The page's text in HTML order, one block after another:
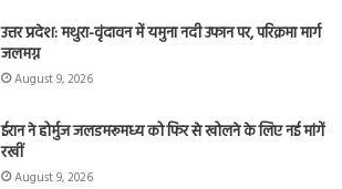
उत्तर प्रदेश: मथुरा-वृंदावन में यमुना नदी उफान पर, परिक्रमा मार्ग
जलमग्न
August 9, 2026
ईरान ने होर्मुज जलडमरूमध्य को फिर से खोलने के लिए नई मांगें
रखीं
August 9, 2026